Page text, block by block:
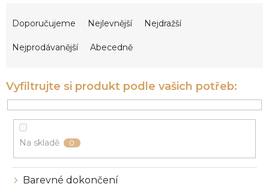
p
r
o
Doporučujeme Nejlevnější Nejdražší
Nejprodávanější Abecedně
Na skladě 0
Barevné dokončení